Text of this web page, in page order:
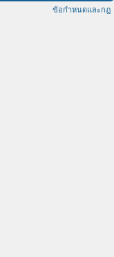
ข้อกำหนดและกฎ